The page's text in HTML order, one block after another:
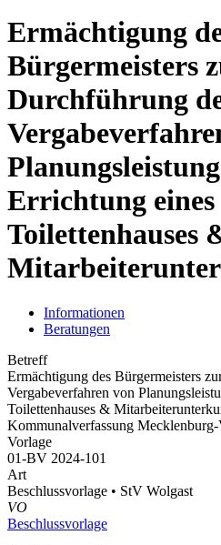
Ermächtigung
Bürgermeisters
Durchführung
Errichtung eines
Toilettenhauses
Informationen
Beratungen
Betreff
Ermächtigung des Bürgermeisters
Vergabeverfahren von
Toilettenhauses &
Kommunalverfassung
Vorlage
01-BV 2024-101
Art
Beschlussvorlage • StV Wolgast
VO
Beschlussvorlage